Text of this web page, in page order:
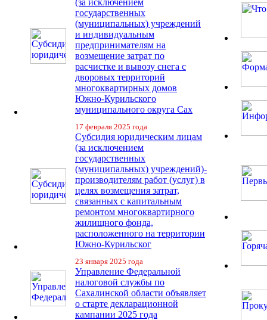
(за исключением
государственных
(муниципальных) учреждений
и индивидуальным
предпринимателям на
возмещение затрат по
расчистке и вывозу снега с
дворовых территорий
многоквартирных домов
Южно-Курильского
муниципального округа Сах
17 февраля 2025 года
Субсидия юридическим лицам
(за исключением
государственных
(муниципальных) учреждений)-
производителям работ (услуг) в
целях возмещения затрат,
связанных с капитальным
ремонтом многоквартирного
жилищного фонда,
расположенного на территории
Южно-Курильског
23 января 2025 года
Управление Федеральной
налоговой службы по
Сахалинской области объявляет
о старте декларационной
кампании 2025 года